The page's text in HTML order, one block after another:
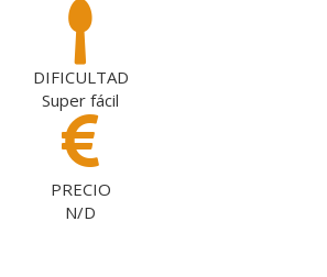
DIFICULTAD
Super fácil
PRECIO
N/D